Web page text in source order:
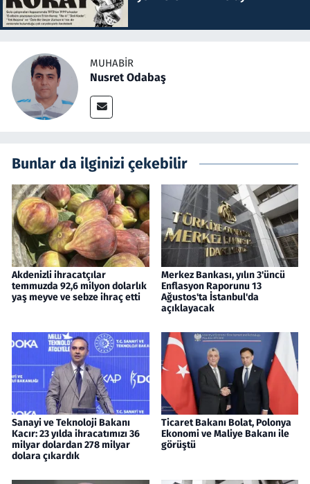
MUHABIR
Nusret Odabaş
Bunlar da ilginizi çekebilir
Akdenizli ihracatçılar
temmuzda 92,6 milyon dolarlık
yaş meyve ve sebze ihraç etti
Merkez Bankası, yılın 3'üncü
Enflasyon Raporunu 13
Ağustos'ta İstanbul'da
açıklayacak
Sanayi ve Teknoloji Bakanı
Kacır: 23 yılda ihracatımızı 36
milyar dolardan 278 milyar
dolara çıkardık
Ticaret Bakanı Bolat, Polonya
Ekonomi ve Maliye Bakanı ile
görüştü